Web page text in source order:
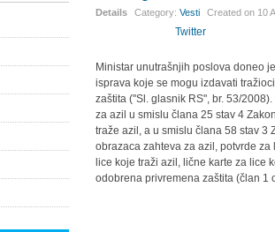
Details Category:Vesti Created on 10
Twitter
Ministar unutrašnjih poslova doneo
isprava koje se mogu izdavati
zaštita ("Sl. glasnik RS", br. 53/
za azil u smislu člana 25 stav 4
traže azil, a u smislu člana 58 stav 3
obrazaca zahteva za azil, potvrde
lice koje traži azil, lične karte za lice
odobrena privremena zaštita (član 1